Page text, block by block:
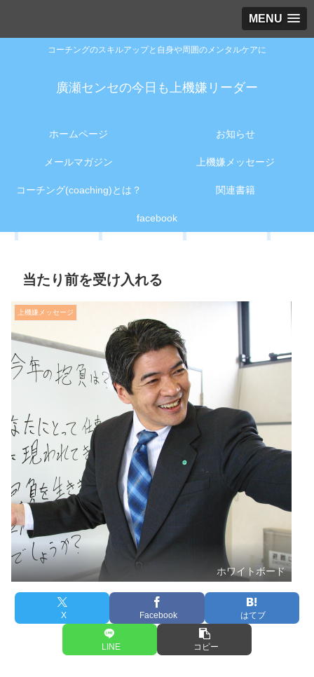
MENU
コーチングのスキルアップと自身や周囲のメンタルケアに
廣瀬センセの今日も上機嫌リーダー
ホームページ お知らせ
メールマガジン 上機嫌メッセージ
コーチング(coaching)とは？ 関連書籍
facebook
当たり前を受け入れる
上機嫌メッセージ
ホワイトボード
X Facebook はてブ
LINE コピー